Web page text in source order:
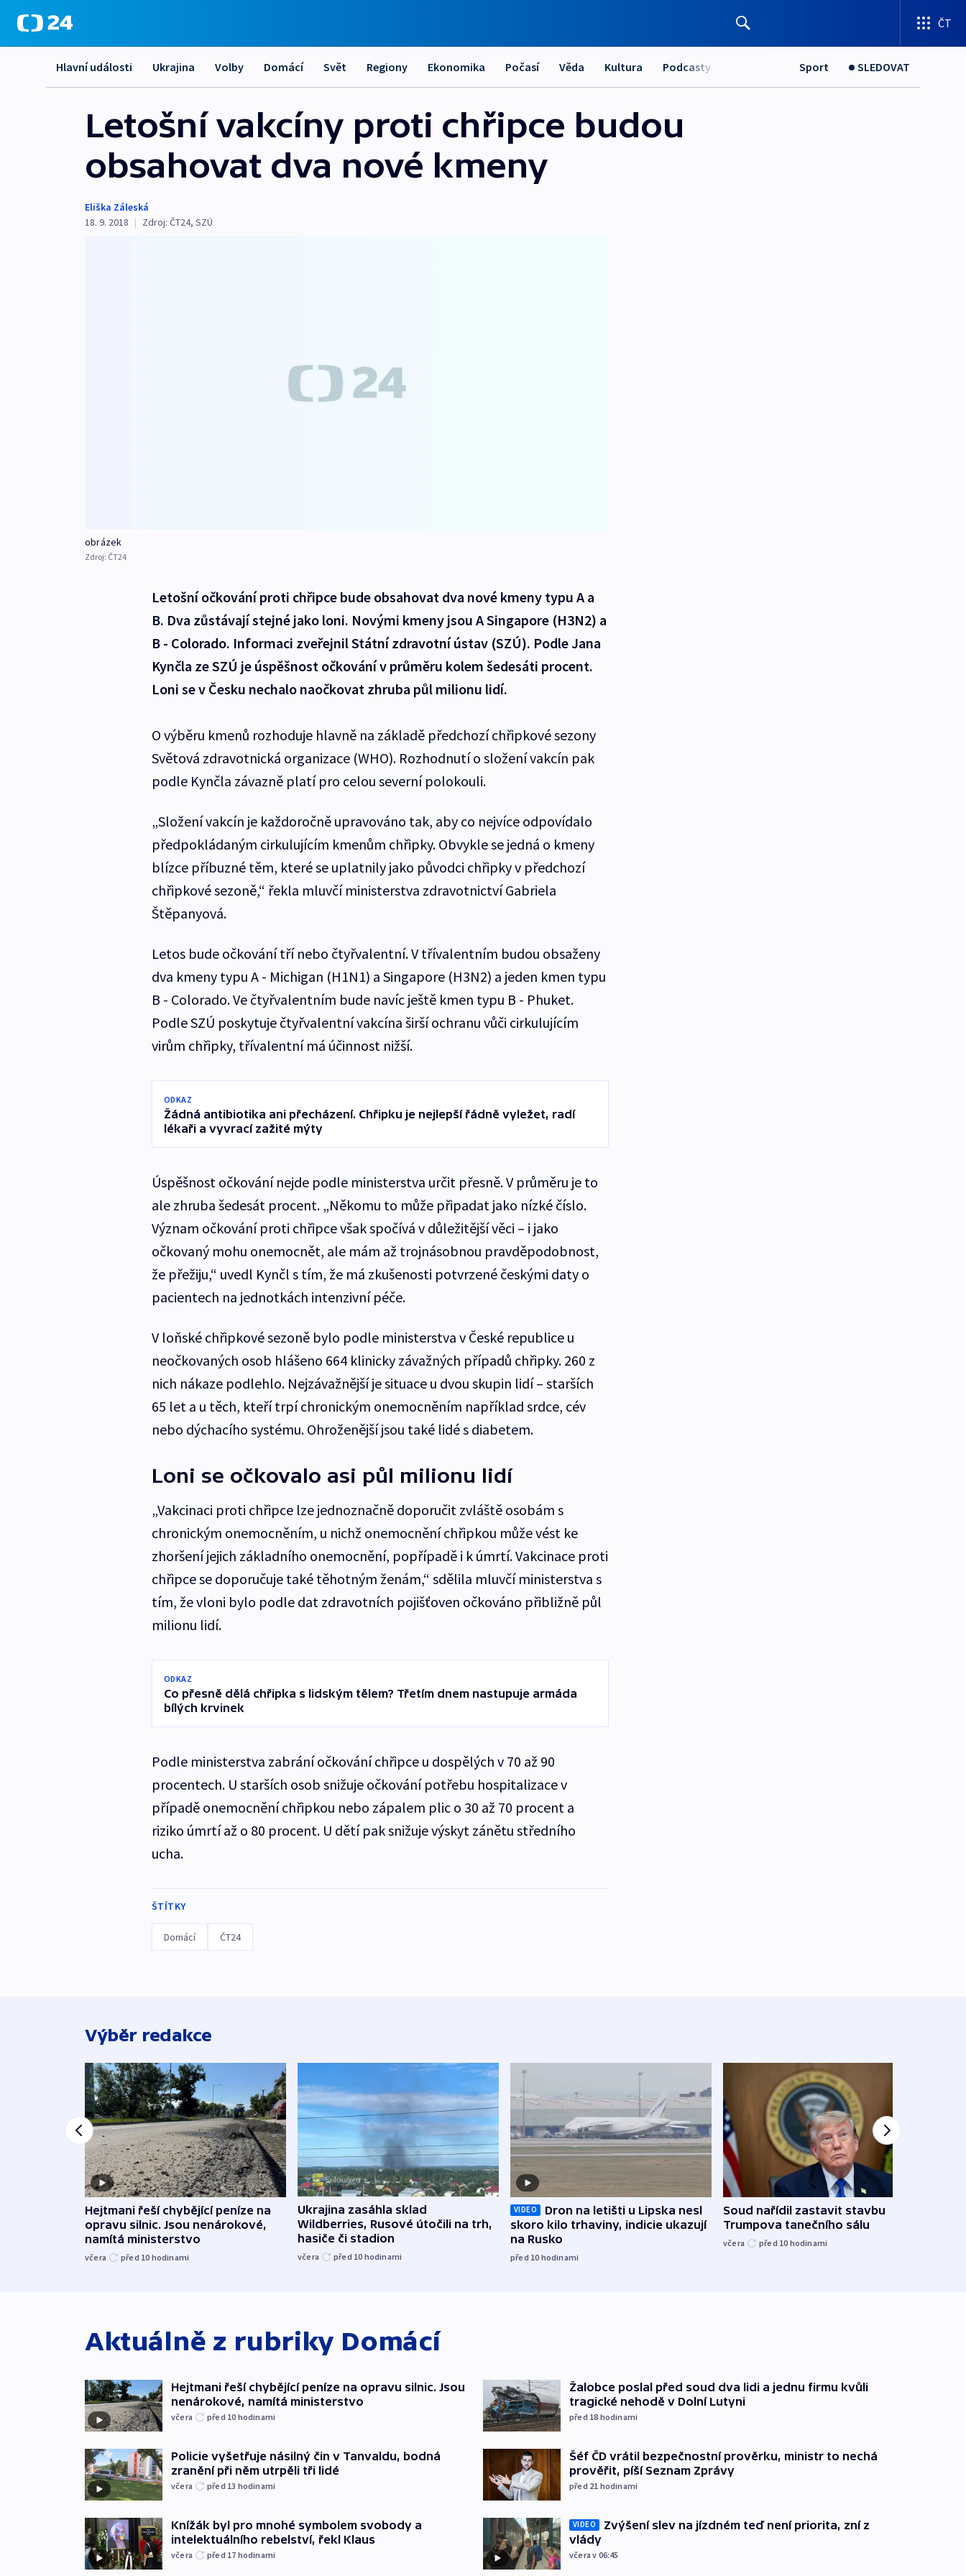
ČT
Hlavní události Ukrajina Volby Domácí Svět Regiony Ekonomika Počasí Věda Kultura Podcasty Sport SLEDOVAT
Letošní vakcíny proti chřipce budou
obsahovat dva nové kmeny
Eliška Záleská
18. 9. 2018 | Zdroj: ČT24, SZÚ
obrázek
Zdroj: ČT24
Letošní očkování proti chřipce bude obsahovat dva nové kmeny typu A a
B. Dva zůstávají stejné jako loni. Novými kmeny jsou A Singapore (H3N2) a
B - Colorado. Informaci zveřejnil Státní zdravotní ústav (SZÚ). Podle Jana
Kynčla ze SZÚ je úspěšnost očkování v průměru kolem šedesáti procent.
Loni se v Česku nechalo naočkovat zhruba půl milionu lidí.
O výběru kmenů rozhoduje hlavně na základě předchozí chřipkové sezony
Světová zdravotnická organizace (WHO). Rozhodnutí o složení vakcín pak
podle Kynčla závazně platí pro celou severní polokouli.
„Složení vakcín je každoročně upravováno tak, aby co nejvíce odpovídalo
předpokládaným cirkulujícím kmenům chřipky. Obvykle se jedná o kmeny
blízce příbuzné těm, které se uplatnily jako původci chřipky v předchozí
chřipkové sezoně,“ řekla mluvčí ministerstva zdravotnictví Gabriela
Štěpanyová.
Letos bude očkování tří nebo čtyřvalentní. V třívalentním budou obsaženy
dva kmeny typu A - Michigan (H1N1) a Singapore (H3N2) a jeden kmen typu
B - Colorado. Ve čtyřvalentním bude navíc ještě kmen typu B - Phuket.
Podle SZÚ poskytuje čtyřvalentní vakcína širší ochranu vůči cirkulujícím
virům chřipky, třívalentní má účinnost nižší.
ODKAZ
Žádná antibiotika ani přecházení. Chřipku je nejlepší řádně vyležet, radí
lékaři a vyvrací zažité mýty
Úspěšnost očkování nejde podle ministerstva určit přesně. V průměru je to
ale zhruba šedesát procent. „Někomu to může připadat jako nízké číslo.
Význam očkování proti chřipce však spočívá v důležitější věci – i jako
očkovaný mohu onemocnět, ale mám až trojnásobnou pravděpodobnost,
že přežiju,“ uvedl Kynčl s tím, že má zkušenosti potvrzené českými daty o
pacientech na jednotkách intenzivní péče.
V loňské chřipkové sezoně bylo podle ministerstva v České republice u
neočkovaných osob hlášeno 664 klinicky závažných případů chřipky. 260 z
nich nákaze podlehlo. Nejzávažnější je situace u dvou skupin lidí – starších
65 let a u těch, kteří trpí chronickým onemocněním například srdce, cév
nebo dýchacího systému. Ohroženější jsou také lidé s diabetem.
Loni se očkovalo asi půl milionu lidí
„Vakcinaci proti chřipce lze jednoznačně doporučit zvláště osobám s
chronickým onemocněním, u nichž onemocnění chřipkou může vést ke
zhoršení jejich základního onemocnění, popřípadě i k úmrtí. Vakcinace proti
chřipce se doporučuje také těhotným ženám,“ sdělila mluvčí ministerstva s
tím, že vloni bylo podle dat zdravotních pojišťoven očkováno přibližně půl
milionu lidí.
ODKAZ
Co přesně dělá chřipka s lidským tělem? Třetím dnem nastupuje armáda
bílých krvinek
Podle ministerstva zabrání očkování chřipce u dospělých v 70 až 90
procentech. U starších osob snižuje očkování potřebu hospitalizace v
případě onemocnění chřipkou nebo zápalem plic o 30 až 70 procent a
riziko úmrtí až o 80 procent. U dětí pak snižuje výskyt zánětu středního
ucha.
ŠTÍTKY
Domácí ČT24
Výběr redakce
Hejtmani řeší chybějící peníze na
opravu silnic. Jsou nenárokové,
namítá ministerstvo
včera před 10 hodinami
Ukrajina zasáhla sklad
Wildberries, Rusové útočili na trh,
hasiče či stadion
včera před 10 hodinami
VIDEO
Dron na letišti u Lipska nesl
skoro kilo trhaviny, indicie ukazují
na Rusko
před 10 hodinami
Soud nařídil zastavit stavbu
Trumpova tanečního sálu
včera před 10 hodinami
Aktuálně z rubriky Domácí
Hejtmani řeší chybějící peníze na opravu silnic. Jsou
nenárokové, namítá ministerstvo
včera před 10 hodinami
Policie vyšetřuje násilný čin v Tanvaldu, bodná
zranění při něm utrpěli tři lidé
včera před 13 hodinami
Knížák byl pro mnohé symbolem svobody a
intelektuálního rebelství, řekl Klaus
včera před 17 hodinami
Žalobce poslal před soud dva lidi a jednu firmu kvůli
tragické nehodě v Dolní Lutyni
před 18 hodinami
Šéf ČD vrátil bezpečnostní prověrku, ministr to nechá
prověřit, píší Seznam Zprávy
před 21 hodinami
VIDEO
Zvýšení slev na jízdném teď není priorita, zní z
vlády
včera v 06:45